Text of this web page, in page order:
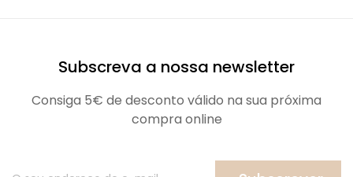
Subscreva a nossa newsletter
Consiga 5€ de desconto válido na sua próxima
compra online